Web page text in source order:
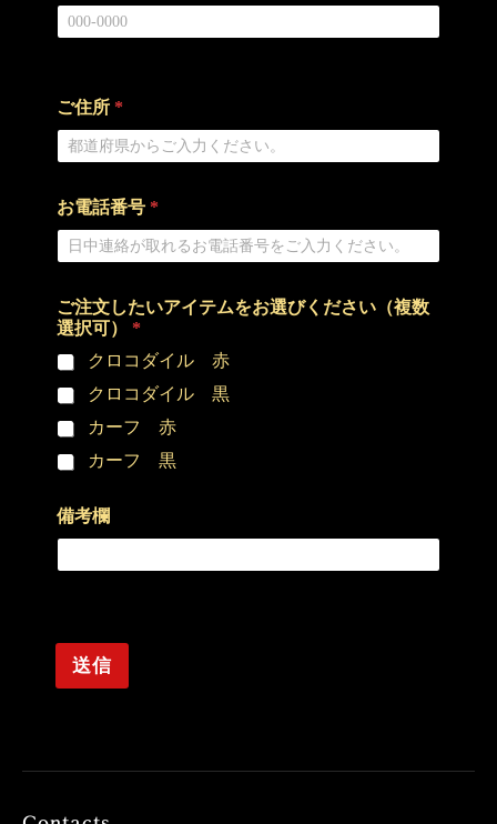
ご住所 *
お電話番号 *
ご注文したいアイテムをお選びください（複数
選択可） *
クロコダイル 赤
クロコダイル 黒
カーフ 赤
カーフ 黒
備考欄
送信